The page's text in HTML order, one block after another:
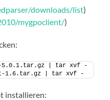
downloads/list)
mygpoclient/)
5.0.1.tar.gz | tar xvf -
1.6.tar.gz | tar xvf -
installieren: